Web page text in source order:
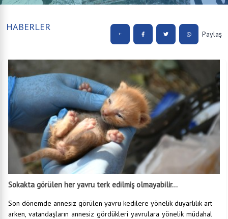
HABERLER
Paylaş
Sokakta görülen her yavru terk edilmiş olmayabilir...
Son dönemde annesiz görülen yavru kedilere yönelik duyarlılık art
arken, vatandaşların annesiz gördükleri yavrulara yönelik müdahal